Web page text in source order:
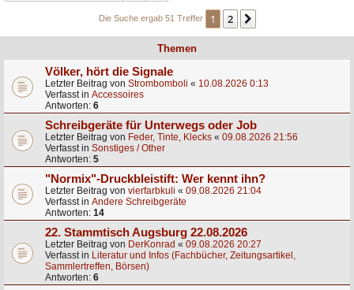
Die Suche ergab 51 Treffer 1 2
Themen
Völker, hört die Signale
Letzter Beitrag von Strombomboli « 10.08.2026 0:13
Verfasst in Accessoires
Antworten: 6
Schreibgeräte für Unterwegs oder Job
Letzter Beitrag von Feder, Tinte, Klecks « 09.08.2026 21:56
Verfasst in Sonstiges / Other
Antworten: 5
"Normix"-Druckbleistift: Wer kennt ihn?
Letzter Beitrag von vierfarbkuli « 09.08.2026 21:04
Verfasst in Andere Schreibgeräte
Antworten: 14
22. Stammtisch Augsburg 22.08.2026
Letzter Beitrag von DerKonrad « 09.08.2026 20:27
Verfasst in Literatur und Infos (Fachbücher, Zeitungsartikel,
Sammlertreffen, Börsen)
Antworten: 6